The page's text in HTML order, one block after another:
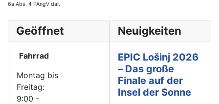
6a Abs. 4 PAngV dar.
Geöffnet
Fahrrad
Montag bis
Freitag:
9:00 -
Neuigkeiten
EPIC Lošinj 2026
– Das große
Finale auf der
Insel der Sonne